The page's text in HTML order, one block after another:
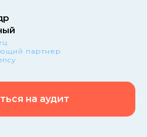
партнер
на аудит